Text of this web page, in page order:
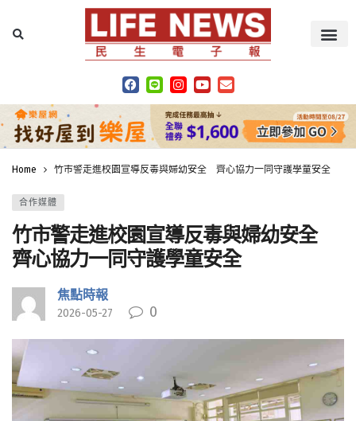
Home 竹市警走進校園宣導反毒與婦幼安全 齊心協力一同守護學童安全
合作媒體
竹市警走進校園宣導反毒與婦幼安全
齊心協力一同守護學童安全
焦點時報
2026-05-27 0